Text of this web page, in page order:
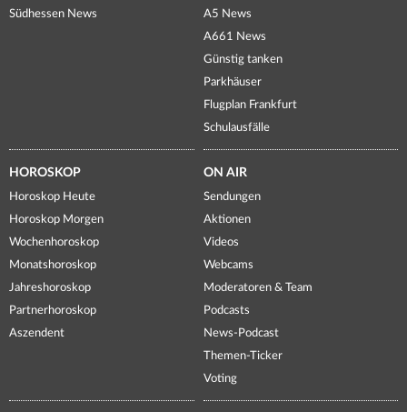
Südhessen News
A5 News
A661 News
Günstig tanken
Parkhäuser
Flugplan Frankfurt
Schulausfälle
HOROSKOP
Horoskop Heute
Horoskop Morgen
Wochenhoroskop
Monatshoroskop
Jahreshoroskop
Partnerhoroskop
Aszendent
ON AIR
Sendungen
Aktionen
Videos
Webcams
Moderatoren & Team
Podcasts
News-Podcast
Themen-Ticker
Voting